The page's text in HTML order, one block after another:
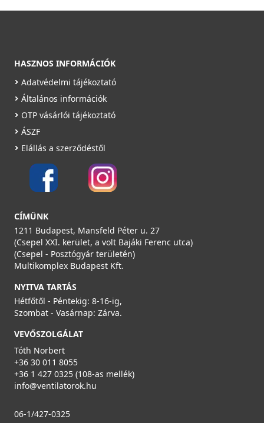
HASZNOS INFORMÁCIÓK
Adatvédelmi tájékoztató
Általános információk
OTP vásárlói tájékoztató
ÁSZF
Elállás a szerződéstől
CÍMÜNK
1211 Budapest, Mansfeld Péter u. 27
(Csepel XXI. kerület, a volt Bajáki Ferenc utca)
(Csepel - Posztógyár területén)
Multikomplex Budapest Kft.
NYITVA TARTÁS
Hétfőtől - Péntekig: 8-16-ig,
Szombat - Vasárnap: Zárva.
VEVŐSZOLGÁLAT
Tóth Norbert
+36 30 011 8055
+36 1 427 0325 (108-as mellék)
info@ventilatorok.hu
06-1/427-0325